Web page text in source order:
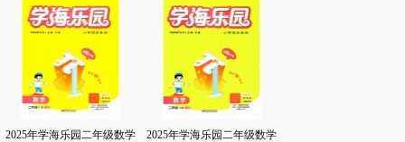
2025年学海乐园二年级数学
2025年学海乐园二年级数学